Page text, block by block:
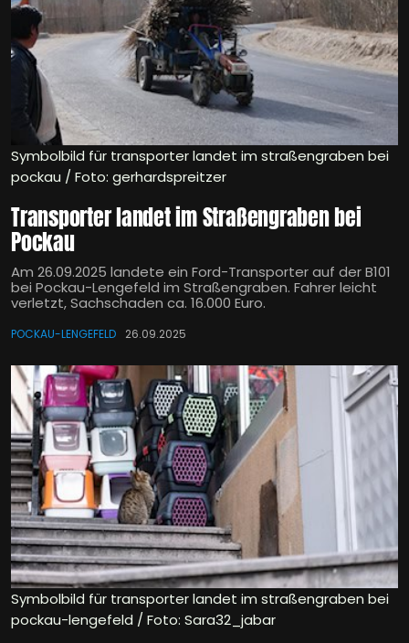
Symbolbild für transporter landet im straßengraben bei
pockau / Foto: gerhardspreitzer
Transporter landet im Straßengraben bei
Pockau
Am 26.09.2025 landete ein Ford-Transporter auf der B101
bei Pockau-Lengefeld im Straßengraben. Fahrer leicht
verletzt, Sachschaden ca. 16.000 Euro.
POCKAU-LENGEFELD 26.09.2025
Symbolbild für transporter landet im straßengraben bei
pockau-lengefeld / Foto: Sara32_jabar